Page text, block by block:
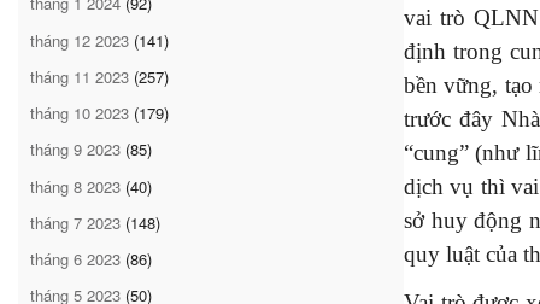
tháng 12 2023 (141)
tháng 11 2023 (257)
tháng 10 2023 (179)
tháng 9 2023 (85)
tháng 8 2023 (40)
tháng 7 2023 (148)
tháng 6 2023 (86)
tháng 5 2023 (50)
vai trò QLNN
định trong
bền vững,
trước đây
“cung” (như
dịch vụ thì
sở huy động
quy luật của